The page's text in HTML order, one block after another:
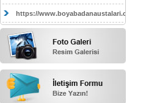
https://www.boyabadanaustalari.com/